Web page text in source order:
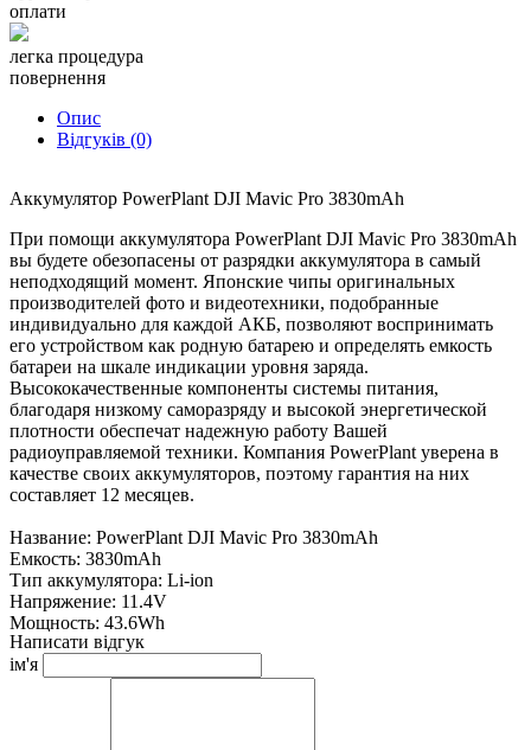
DJI Mavic Pro, DJI Mavic Pro Platinum, DJI Mavic Pro (White)
оплати
легка процедура
повернення
Опис
Відгуків (0)
Аккумулятор PowerPlant DJI Mavic Pro 3830mAh
При помощи аккумулятора PowerPlant DJI Mavic Pro 3830mAh
вы будете обезопасены от разрядки аккумулятора в самый
неподходящий момент. Японские чипы оригинальных
производителей фото и видеотехники, подобранные
индивидуально для каждой АКБ, позволяют воспринимать
его устройством как родную батарею и определять емкость
батареи на шкале индикации уровня заряда.
Высококачественные компоненты системы питания,
благодаря низкому саморазряду и высокой энергетической
плотности обеспечат надежную работу Вашей
радиоуправляемой техники. Компания PowerPlant уверена в
качестве своих аккумуляторов, поэтому гарантия на них
составляет 12 месяцев.
Название: PowerPlant DJI Mavic Pro 3830mAh
Емкость: 3830mAh
Тип аккумулятора: Li-ion
Напряжение: 11.4V
Мощность: 43.6Wh
Размер: 65*104*35 мм
Вес: 251 г
Написати відгук
ім'я